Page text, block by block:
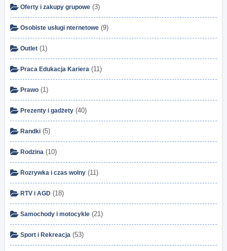
Oferty i zakupy grupowe (3)
Osobiste usługi nternetowe (9)
Outlet (1)
Praca Edukacja Kariera (11)
Prawo (1)
Prezenty i gadżety (40)
Randki (5)
Rodzina (10)
Rozrywka i czas wolny (11)
RTV i AGD (18)
Samochody i motocykle (21)
Sport i Rekreacja (53)